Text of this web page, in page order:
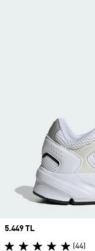
Price
5.449 TL
(44)